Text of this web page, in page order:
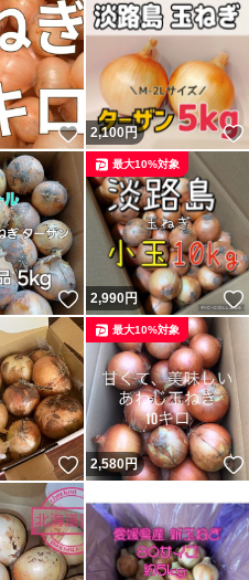
いいね！
2,100円
いいね！
2,990円
最大10%対象
いいね！
2,580円
最大10%対象